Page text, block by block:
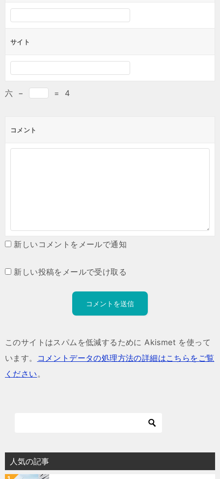
サイト
六 − = 4
コメント
新しいコメントをメールで通知
新しい投稿をメールで受け取る
このサイトはスパムを低減するために Akismet を使って
います。
コメントデータの処理方法の詳細はこちらをご覧
ください。
人気の記事